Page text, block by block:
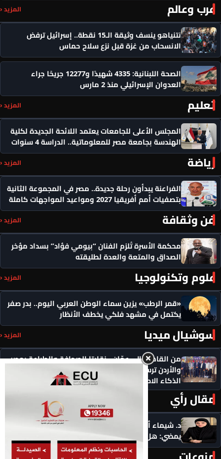
عرب وعالم المزيد ‹
نتنياهو ينسف وثيقة الـ15 نقطة.. إسرائيل ترفض
الانسحاب من غزة قبل نزع سلاح حماس
الصحة اللبنانية: 4335 شهيدًا و12277 جريحًا جراء
العدوان الإسرائيلي منذ 2 مارس
تعليم المزيد ‹
المجلس الأعلى للجامعات يعتمد اللائحة الجديدة لكلية
الهندسة بجامعة مصر للمعلوماتية.. الدراسة 4 سنوات
رياضة المزيد ‹
الفراعنة يبدأون رحلة جديدة.. مصر في المجموعة الثانية
بتصفيات أمم أفريقيا 2027 ومواعيد المواجهات كاملة
فن وثقافة المزيد ‹
محكمة الأسرة تُلزم الفنان “بيومي فؤاد” بسداد مؤخر
الصداق والمتعة والعدة لطليقته
علوم وتكنولوجيا المزيد ‹
«قمر الرطب» يزين سماء الوطن العربي اليوم.. بدر صفر
يكتمل في مشهد فلكي يخطف الأنظار
سوشيال ميديا المزيد ‹
من القاهرة إلى عمّان.. نقابتا الصحافة والطباعة بمصر
والأردن ترسمان ملامح تعاون عمالي جديد في عصر
الذكاء الاصطناعي
مقال رأي
د. شيماء أحمدين تكتب .. حين يرفض ماضيك الرقمي أن
يمضي: هل يحق لك أن تبدأ من جديد؟
المزيد ‹